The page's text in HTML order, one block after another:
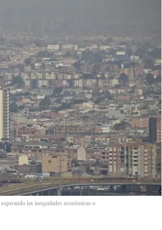
las inequidades económicas o